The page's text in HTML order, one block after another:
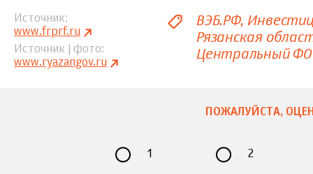
Источник
www.frprf.ru
Источник | фото
www.ryazangov.ru
ВЭБ.РФ
Рязанская
Центральный ФО
ПОЖАЛУЙСТА,
1 2